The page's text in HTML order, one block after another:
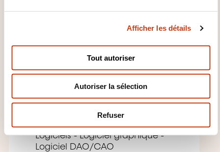
n
Afficher les détails
Tout autoriser
Autoriser la sélection
Refuser
FR
Archicad : Initiation
Logiciels - Logiciel graphique -
Logiciel DAO/CAO